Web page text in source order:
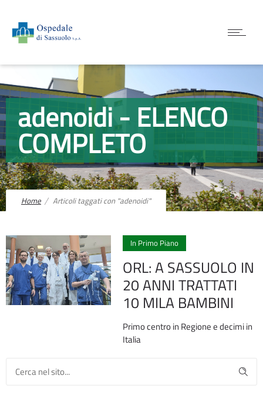
adenoidi - ELENCO
COMPLETO
Home Articoli taggati con "adenoidi"
In Primo Piano
ORL: A SASSUOLO IN
20 ANNI TRATTATI
10 MILA BAMBINI
Primo centro in Regione e decimi in
Italia